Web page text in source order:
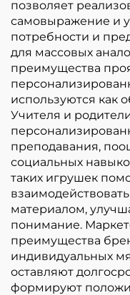
позволяет
самовыражение и
потребности и
для массовых
преимущества
используются как
Учителя и
преподавания,
социальных
таких игрушек
материалом,
понимание.
преимущества
индивидуальных
оставляют
формируют